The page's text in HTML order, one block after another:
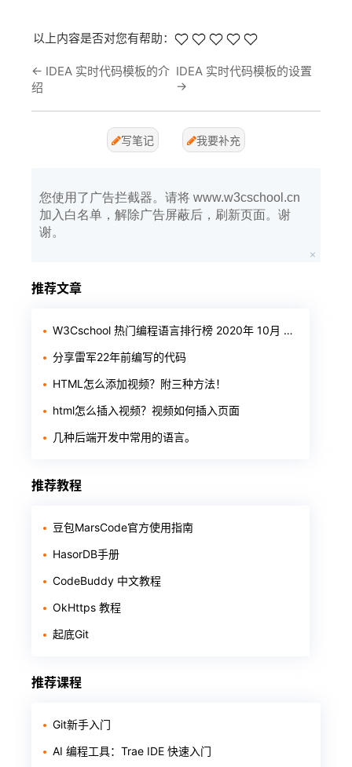
以上内容是否对您有帮助：
← IDEA 实时代码模板的介
绍
IDEA 实时代码模板的设置
→
写笔记 我要补充
您使用了广告拦截器。请将 www.w3cschool.cn
加入白名单，解除广告屏蔽后，刷新页面。谢
谢。
推荐文章
W3Cschool 热门编程语言排行榜 2020年 10月 TOP10
分享雷军22年前编写的代码
HTML怎么添加视频？附三种方法！
html怎么插入视频？视频如何插入页面
几种后端开发中常用的语言。
推荐教程
豆包MarsCode官方使用指南
HasorDB手册
CodeBuddy 中文教程
OkHttps 教程
起底Git
推荐课程
Git新手入门
AI 编程工具：Trae IDE 快速入门